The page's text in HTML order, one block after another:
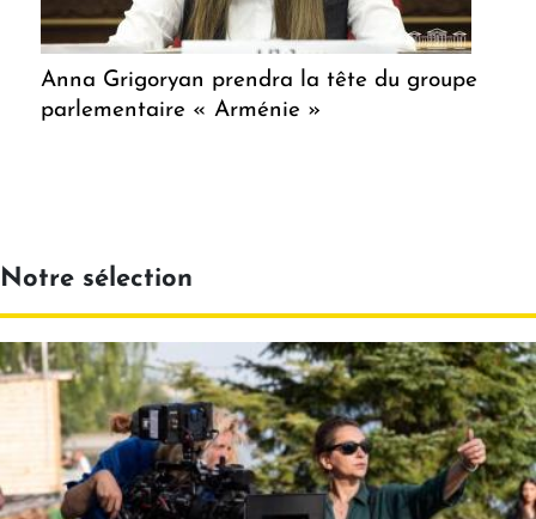
Anna Grigoryan prendra la tête du groupe
parlementaire « Arménie »
Notre sélection